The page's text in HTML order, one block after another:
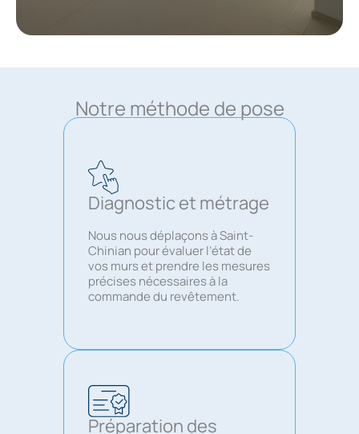
Notre méthode de pose
Diagnostic et métrage
Nous nous déplaçons à Saint-
Chinian pour évaluer l’état de
vos murs et prendre les mesures
précises nécessaires à la
commande du revêtement.
Préparation des